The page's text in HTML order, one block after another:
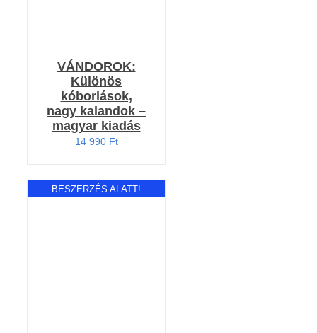
VÁNDOROK:
Különös
kóborlások,
nagy kalandok –
magyar kiadás
14 990 Ft
BESZERZÉS ALATT!